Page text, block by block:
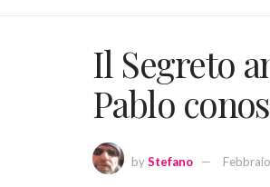
Il Segreto
Pablo
byStefano